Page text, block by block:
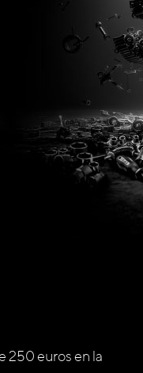
250 euros en la